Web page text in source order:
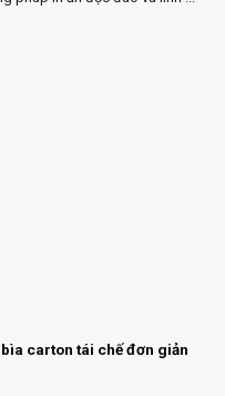
carton tái chế đơn giản